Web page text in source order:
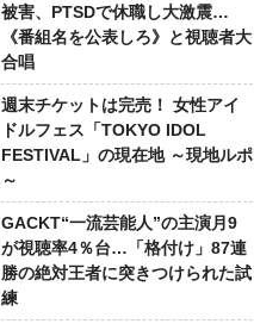
被害、PTSDで休職し大激震…
《番組名を公表しろ》と視聴者大
合唱
週末チケットは完売！ 女性アイ
ドルフェス「TOKYO IDOL
FESTIVAL」の現在地 ～現地ルポ
～
GACKT“一流芸能人”の主演月9
が視聴率4％台…「格付け」87連
勝の絶対王者に突きつけられた試
練